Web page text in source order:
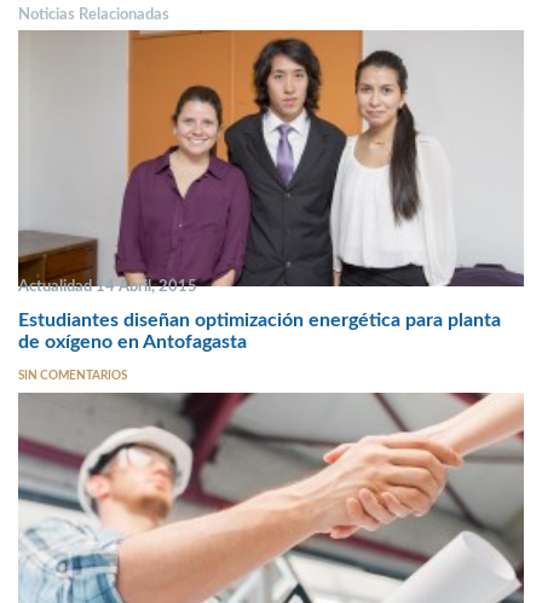
Noticias Relacionadas
Actualidad 14 Abril, 2015
Estudiantes diseñan optimización energética para planta
de oxígeno en Antofagasta
SIN COMENTARIOS